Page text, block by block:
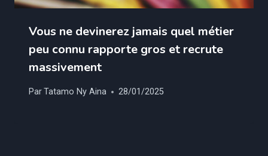
Vous ne devinerez jamais quel métier
peu connu rapporte gros et recrute
massivement
ParTatamo Ny Aina 28/01/2025